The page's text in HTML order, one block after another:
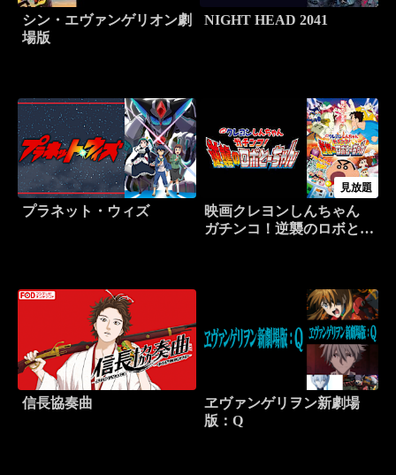
シン・エヴァンゲリオン劇
場版
NIGHT HEAD 2041
プラネット・ウィズ
見放題
映画クレヨンしんちゃん
ガチンコ！逆襲のロボとー
信長協奏曲
ヱヴァンゲリヲン新劇場
版：Q